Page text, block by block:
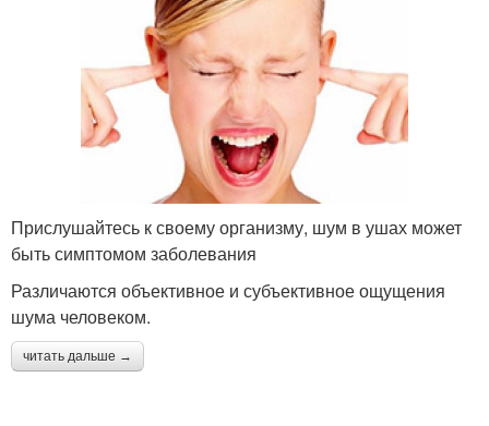
Прислушайтесь к своему организму, шум в ушах может
быть симптомом заболевания
Различаются объективное и субъективное ощущения
шума человеком.
читать дальше →